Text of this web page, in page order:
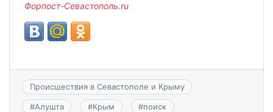
Форпост-Севастополь.ru
Происшествия в Севастополе и Крыму
#Алушта #Крым #поиск